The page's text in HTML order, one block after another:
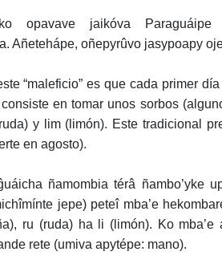
opavave jaikóva
Añetehápe, oñepyrûvo jasypoapy
“maleficio” es que cada primer
en tomar unos sorbos
y lim (limón). Este tradicional
en agosto).
ñamombia térâ ñambo’yke
jepe) peteî mba’e
ru (ruda) ha li (limón). Ko
rete (umiva apytépe: mano).